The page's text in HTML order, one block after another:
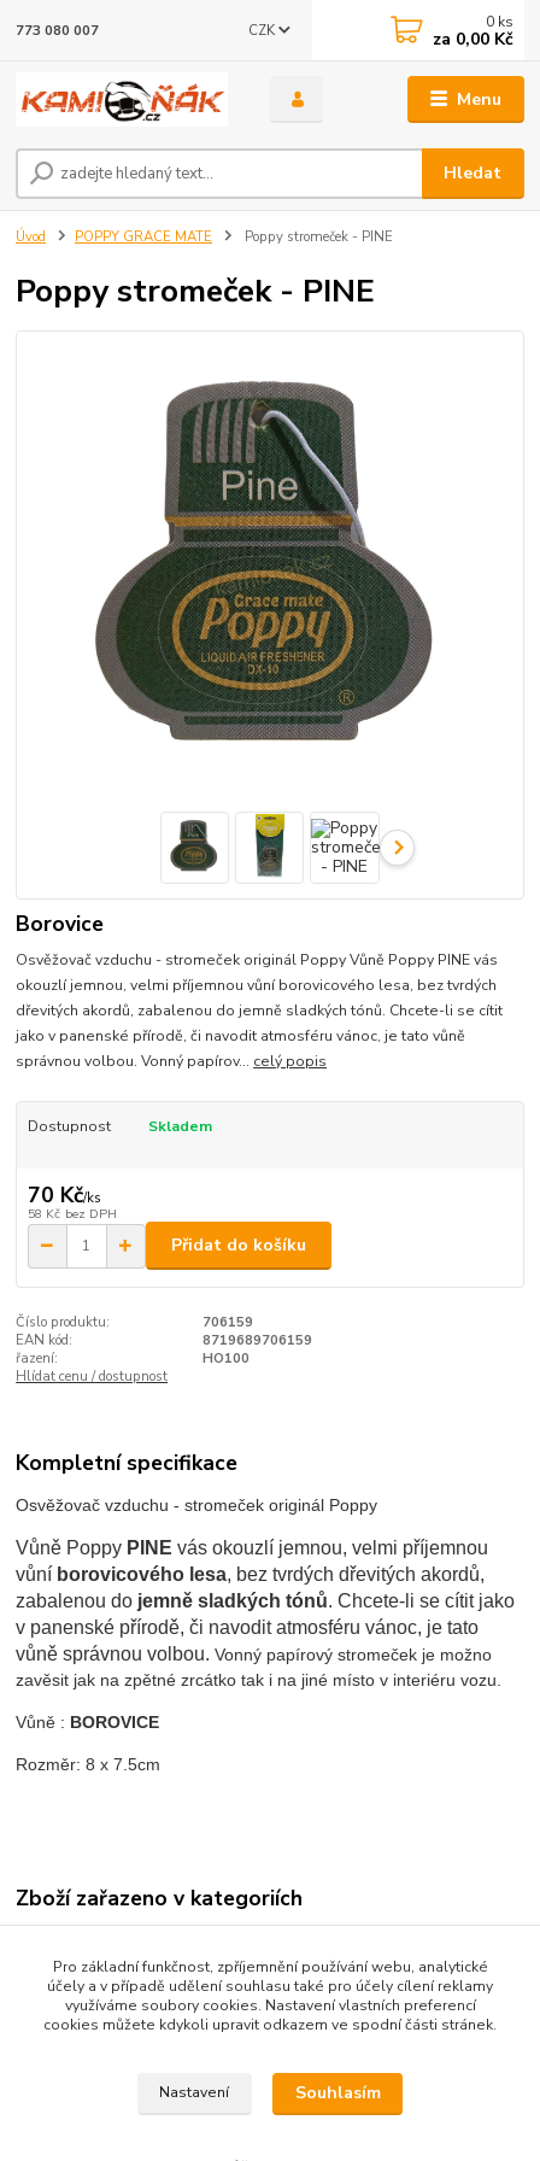
Menu
CZK
Hledat
773 080 007 0 ks
za 0,00 Kč
Úvod POPPY GRACE MATE Poppy stromeček - PINE
Poppy stromeček - PINE
Borovice
Osvěžovač vzduchu - stromeček originál Poppy Vůně Poppy PINE vás
okouzlí jemnou, velmi příjemnou vůní borovicového lesa, bez tvrdých
dřevitých akordů, zabalenou do jemně sladkých tónů. Chcete-li se cítit
jako v panenské přírodě, či navodit atmosféru vánoc, je tato vůně
správnou volbou. Vonný papírov... celý popis
Dostupnost Skladem
70 Kč/ks
58 Kč bez DPH
Přidat do košíku
Číslo produktu:
706159
EAN kód:
8719689706159
řazení:
HO100
Hlídat cenu / dostupnost
Kompletní specifikace
Osvěžovač vzduchu - stromeček originál Poppy
Vůně Poppy PINE vás okouzlí jemnou, velmi příjemnou
vůní borovicového lesa, bez tvrdých dřevitých akordů,
zabalenou do jemně sladkých tónů. Chcete-li se cítit jako
v panenské přírodě, či navodit atmosféru vánoc, je tato
vůně správnou volbou.Vonný papírový stromeček je možno
zavěsit jak na zpětné zrcátko tak i na jiné místo v interiéru vozu.
Vůně : BOROVICE
Rozměr: 8 x 7.5cm
Zboží zařazeno v kategoriích
POPPY GRACE MATE
Poppy Grace Mate
Pro základní funkčnost, zpříjemnění používání webu, analytické
účely a v případě udělení souhlasu také pro účely cílení reklamy
využíváme soubory cookies. Nastavení vlastních preferencí
cookies můžete kdykoli upravit odkazem ve spodní části stránek.
Nastavení Souhlasím